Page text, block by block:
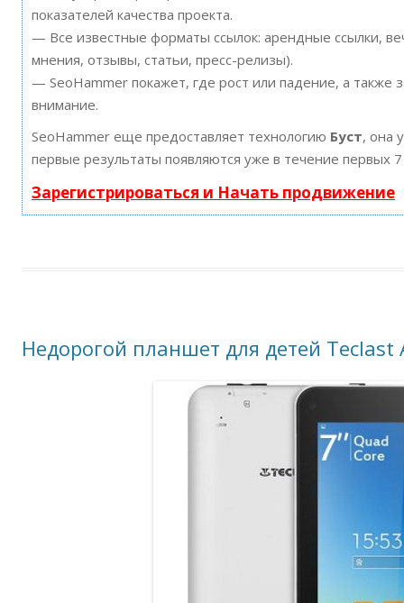
показателей качества проекта.
— Все известные форматы ссылок: арендные ссылки,
мнения, отзывы, статьи, пресс-релизы).
— SeoHammer покажет, где рост или падение, а также
внимание.
SeoHammer еще предоставляет технологию Буст, она
первые результаты появляются уже в течение первых
Зарегистрироваться и Начать продвижение
Недорогой планшет для детей Teclast